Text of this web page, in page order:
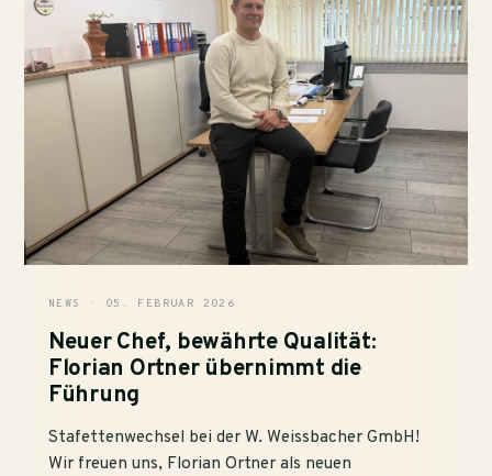
NEWS · 05. FEBRUAR 2026
Neuer Chef, bewährte Qualität:
Florian Ortner übernimmt die
Führung
Stafettenwechsel bei der W. Weissbacher GmbH!
Wir freuen uns, Florian Ortner als neuen